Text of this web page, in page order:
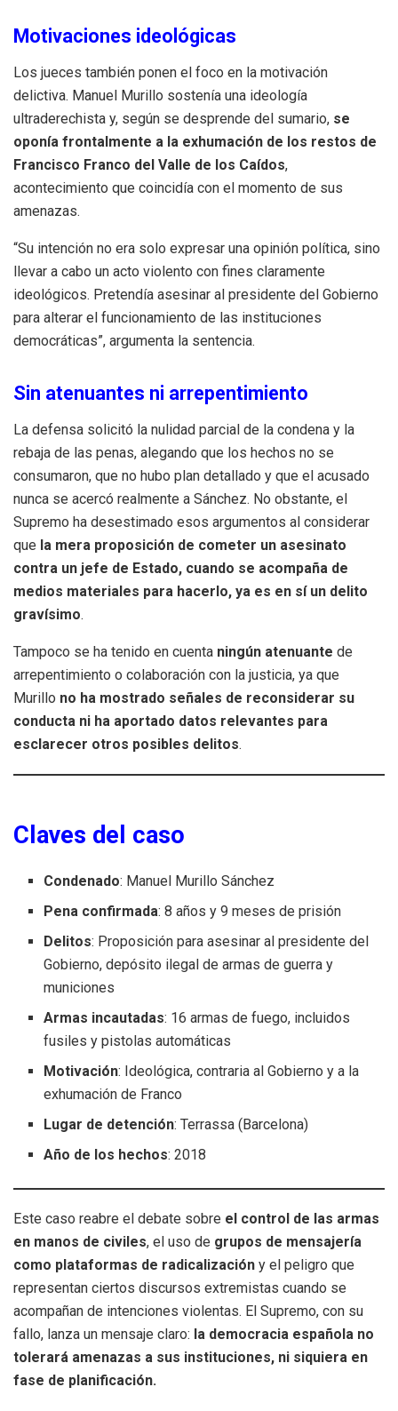
Motivaciones ideológicas
Los jueces también ponen el foco en la motivación
delictiva. Manuel Murillo sostenía una ideología
ultraderechista y, según se desprende del sumario, se
oponía frontalmente a la exhumación de los restos de
Francisco Franco del Valle de los Caídos,
acontecimiento que coincidía con el momento de sus
amenazas.
“Su intención no era solo expresar una opinión política, sino
llevar a cabo un acto violento con fines claramente
ideológicos. Pretendía asesinar al presidente del Gobierno
para alterar el funcionamiento de las instituciones
democráticas”, argumenta la sentencia.
Sin atenuantes ni arrepentimiento
La defensa solicitó la nulidad parcial de la condena y la
rebaja de las penas, alegando que los hechos no se
consumaron, que no hubo plan detallado y que el acusado
nunca se acercó realmente a Sánchez. No obstante, el
Supremo ha desestimado esos argumentos al considerar
que la mera proposición de cometer un asesinato
contra un jefe de Estado, cuando se acompaña de
medios materiales para hacerlo, ya es en sí un delito
gravísimo.
Tampoco se ha tenido en cuenta ningún atenuante de
arrepentimiento o colaboración con la justicia, ya que
Murillo no ha mostrado señales de reconsiderar su
conducta ni ha aportado datos relevantes para
esclarecer otros posibles delitos.
Claves del caso
Condenado: Manuel Murillo Sánchez
Pena confirmada: 8 años y 9 meses de prisión
Delitos: Proposición para asesinar al presidente del
Gobierno, depósito ilegal de armas de guerra y
municiones
Armas incautadas: 16 armas de fuego, incluidos
fusiles y pistolas automáticas
Motivación: Ideológica, contraria al Gobierno y a la
exhumación de Franco
Lugar de detención: Terrassa (Barcelona)
Año de los hechos: 2018
Este caso reabre el debate sobre el control de las armas
en manos de civiles, el uso de grupos de mensajería
como plataformas de radicalización y el peligro que
representan ciertos discursos extremistas cuando se
acompañan de intenciones violentas. El Supremo, con su
fallo, lanza un mensaje claro: la democracia española no
tolerará amenazas a sus instituciones, ni siquiera en
fase de planificación.